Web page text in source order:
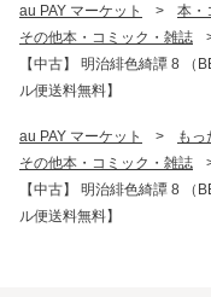
au PAY マーケット > 本・
その他本・コミック・雑誌
【中古】 明治緋色綺譚 8 （
ル便送料無料】
au PAY マーケット > もっ
その他本・コミック・雑誌
【中古】 明治緋色綺譚 8 （
ル便送料無料】